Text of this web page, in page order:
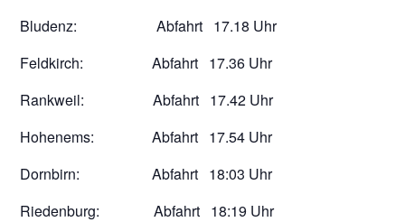
Bludenz: Abfahrt 17.18 Uhr
Feldkirch: Abfahrt 17.36 Uhr
Rankweil: Abfahrt 17.42 Uhr
Hohenems: Abfahrt 17.54 Uhr
Dornbirn: Abfahrt 18:03 Uhr
Riedenburg: Abfahrt 18:19 Uhr